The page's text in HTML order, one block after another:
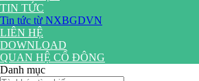
TIN TỨC
Tin tức từ NXBGDVN
LIÊN HỆ
DOWNLOAD
QUAN HỆ CỔ ĐÔNG
Danh mục